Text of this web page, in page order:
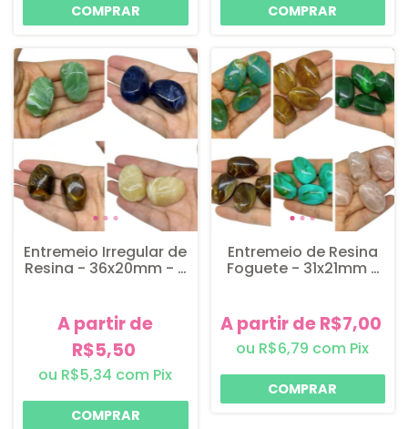
COMPRAR COMPRAR
Entremeio Irregular de
Resina - 36x20mm - 2
A partir de
R$5,50
R$5,34 com Pix
COMPRAR
Entremeio de Resina
Foguete - 31x21mm -
A partir de R$7,00
R$6,79 com Pix
COMPRAR